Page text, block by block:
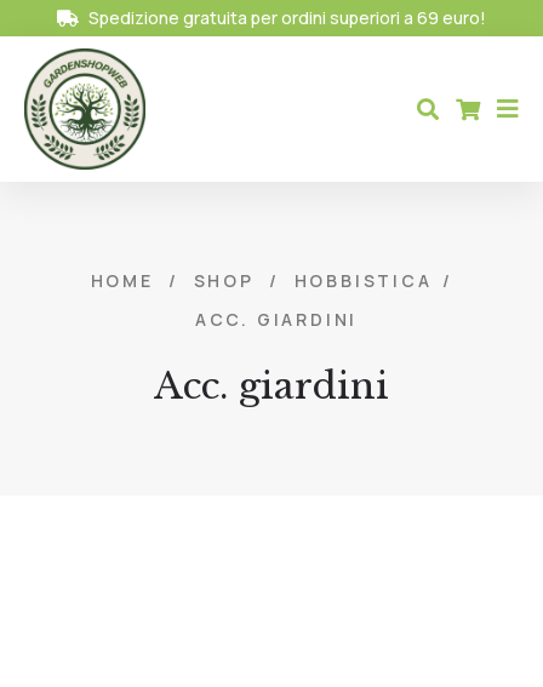
Spedizione gratuita per ordini superiori a 69 euro!
HOME / SHOP / HOBBISTICA
/
ACC. GIARDINI
Acc. giardini